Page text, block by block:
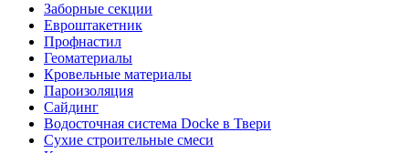
Заборные секции
Евроштакетник
Профнастил
Геоматериалы
Кровельные материалы
Пароизоляция
Сайдинг
Водосточная система Docke в Твери
Сухие строительные смеси